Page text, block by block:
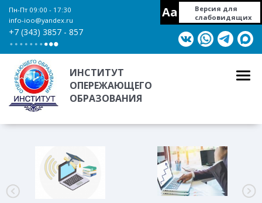
Пн-Пт 09:00 - 17:30
info-ioo@yandex.ru
+7 (343) 3857 - 857
Aa
Версия для
слабовидящих
ИНСТИТУТ
ОПЕРЕЖАЮЩЕГО
ОБРАЗОВАНИЯ